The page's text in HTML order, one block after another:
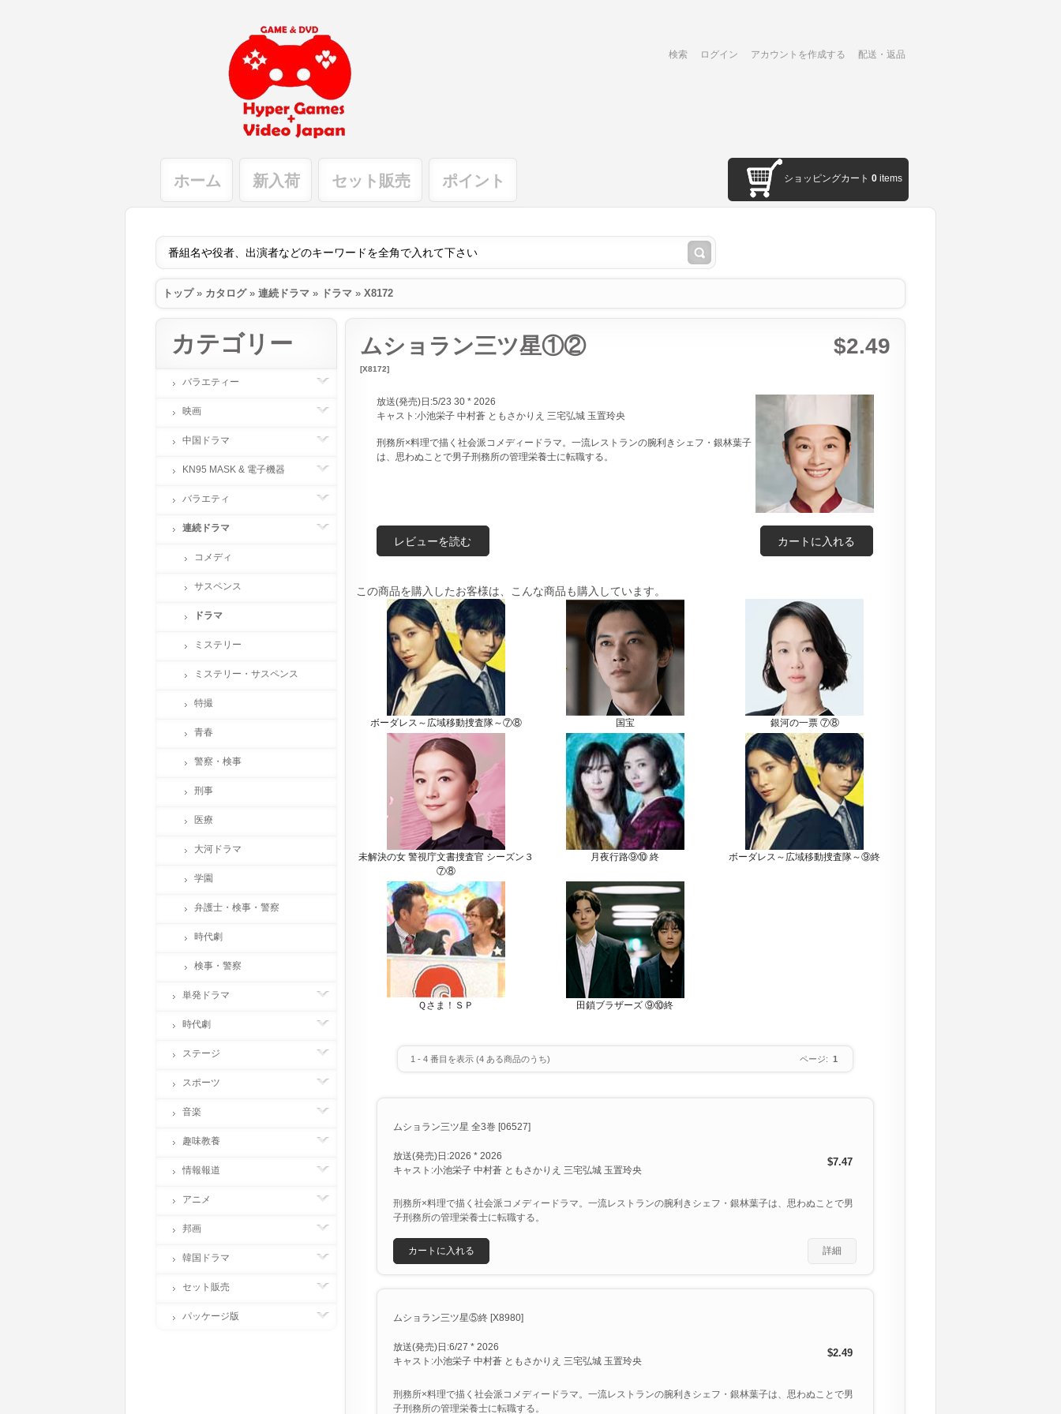
検索 ログイン アカウントを作成する 配送・返品
ホーム 新入荷 セット販売 ポイント ショッピングカート 0 items
トップ» カタログ» 連続ドラマ » ドラマ » X8172
$2.49
ムショラン三ツ星①②
[X8172]
放送(発売)日:5/23 30 * 2026
キャスト:小池栄子 中村蒼 ともさかりえ 三宅弘城 玉置玲央
刑務所×料理で描く社会派コメディードラマ。一流レストランの腕利きシェフ・銀林葉子
は、思わぬことで男子刑務所の管理栄養士に転職する。
カートに入れる
レビューを読む
この商品を購入したお客様は、こんな商品も購入しています。
ボーダレス～広域移動捜査隊～⑦⑧ 国宝 銀河の一票 ⑦⑧
未解決の女 警視庁文書捜査官 シーズン３
⑦⑧
月夜行路⑨⑩ 終 ボーダレス～広域移動捜査隊～⑨終
Ｑさま！ＳＰ 田鎖ブラザーズ ⑨⑩終
1 - 4 番目を表示 (4 ある商品のうち) ページ: 1
ムショラン三ツ星 全3巻 [06527]
放送(発売)日:2026 * 2026
キャスト:小池栄子 中村蒼 ともさかりえ 三宅弘城 玉置玲央
$7.47
刑務所×料理で描く社会派コメディードラマ。一流レストランの腕利きシェフ・銀林葉子は、思わぬことで男
子刑務所の管理栄養士に転職する。
詳細
カートに入れる
ムショラン三ツ星⑤終 [X8980]
放送(発売)日:6/27 * 2026
キャスト:小池栄子 中村蒼 ともさかりえ 三宅弘城 玉置玲央
$2.49
刑務所×料理で描く社会派コメディードラマ。一流レストランの腕利きシェフ・銀林葉子は、思わぬことで男
子刑務所の管理栄養士に転職する。
カテゴリー
バラエティー
映画
中国ドラマ
KN95 MASK & 電子機器
バラエティ
連続ドラマ
コメディ
サスペンス
ドラマ
ミステリー
ミステリー・サスペンス
特撮
青春
警察・検事
刑事
医療
大河ドラマ
学園
弁護士・検事・警察
時代劇
検事・警察
単発ドラマ
時代劇
ステージ
スポーツ
音楽
趣味教養
情報報道
アニメ
邦画
韓国ドラマ
セット販売
パッケージ版